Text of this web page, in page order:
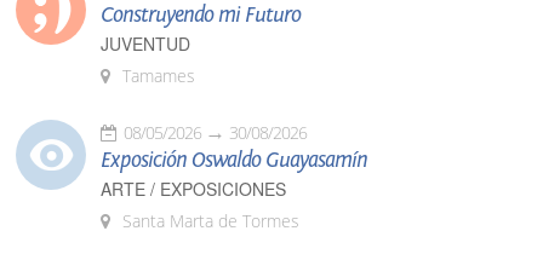
Construyendo mi Futuro
JUVENTUD
Tamames
08/05/2026 30/08/2026
Exposición Oswaldo Guayasamín
ARTE / EXPOSICIONES
Santa Marta de Tormes